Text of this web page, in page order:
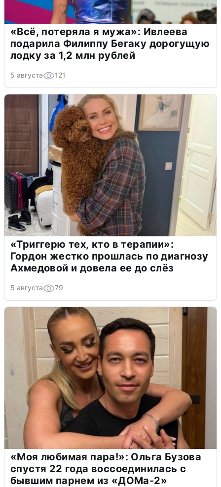
«Всё, потеряла я мужа»: Ивлеева
подарила Филиппу Бегаку дорогущую
лодку за 1,2 млн рублей
5 августа 121
«Триггерю тех, кто в терапии»:
Гордон жестко прошлась по диагнозу
Ахмедовой и довела ее до слёз
5 августа 79
«Моя любимая пара!»: Ольга Бузова
спустя 22 года воссоединилась с
бывшим парнем из «ДОМа-2»